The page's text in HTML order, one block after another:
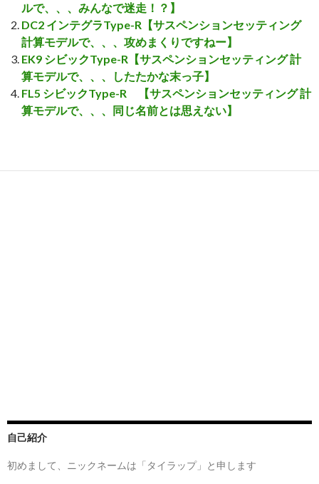
ルで、、、みんなで迷走！？】
DC2 インテグラType-R【サスペンションセッティング
計算モデルで、、、攻めまくりですねー】
EK9 シビックType-R【サスペンションセッティング 計
算モデルで、、、したたかな末っ子】
FL5 シビックType-R 【サスペンションセッティング 計
算モデルで、、、同じ名前とは思えない】
自己紹介
初めまして、ニックネームは「タイラップ」と申します